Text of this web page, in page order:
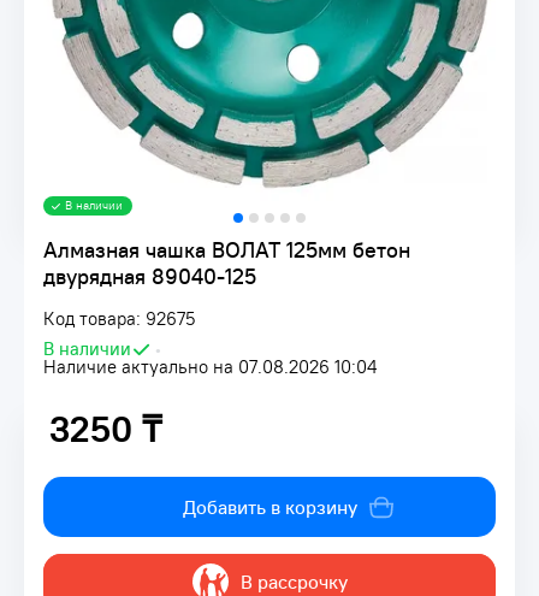
Алмазная чашка ВОЛАТ 125мм бетон
двурядная 89040-125
Код товара: 92675
В наличии
•
Наличие актуально на 07.08.2026 10:04
В наличии
3250 ₸
3250 ₸
Добавить в корзину
В рассрочку